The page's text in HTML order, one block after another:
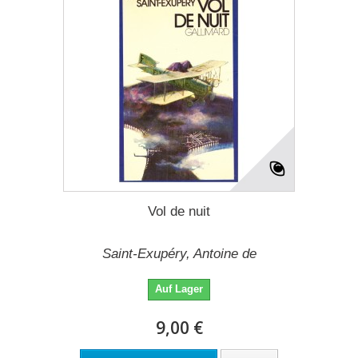
Vol de nuit
Saint-Exupéry, Antoine de
Auf Lager
9,00 €